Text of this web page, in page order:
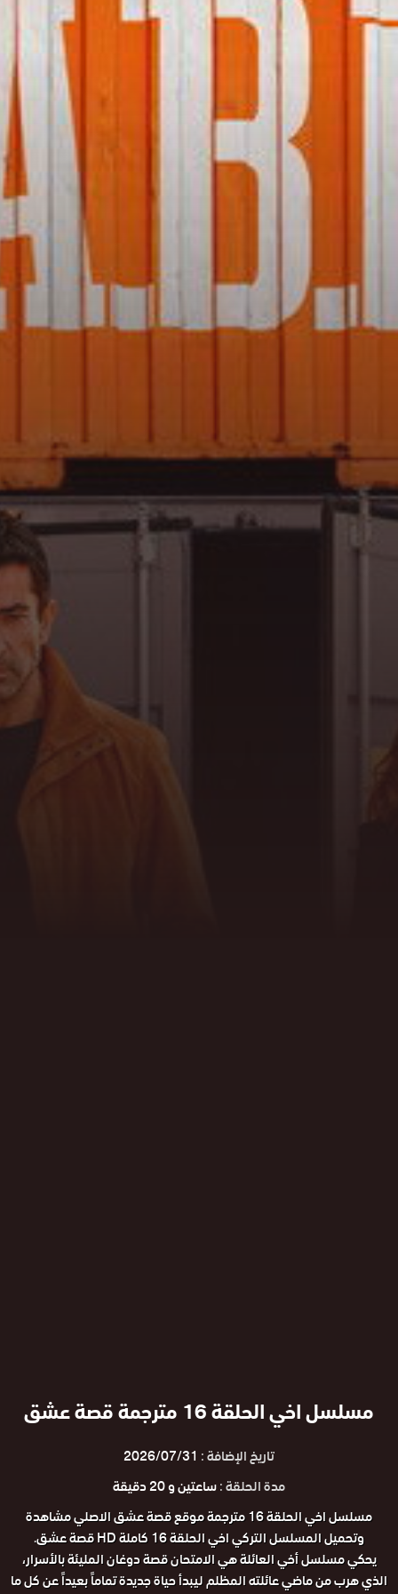
مسلسل اخي الحلقة 16 مترجمة قصة عشق
تاريخ الإضافة : 2026/07/31
مدة الحلقة :ساعتين و 20 دقيقة
مسلسل اخي الحلقة 16 مترجمة موقع قصة عشق الاصلي مشاهدة
وتحميل المسلسل التركي اخي الحلقة 16 كاملة HD قصة عشق.
يحكي مسلسل أخي العائلة هي الامتحان قصة دوغان المليئة بالأسرار،
الذي هرب من ماضي عائلته المظلم ليبدأ حياة جديدة تماماً بعيداً عن كل ما